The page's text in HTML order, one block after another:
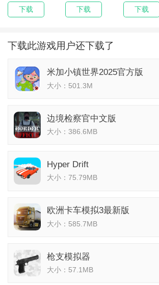
下载 下载 下载
下载此游戏用户还下载了
米加小镇世界2025官方版
大小：501.3M
边境检察官中文版
大小：386.6MB
Hyper Drift
大小：75.79MB
欧洲卡车模拟3最新版
大小：585.7MB
枪支模拟器
大小：57.1MB